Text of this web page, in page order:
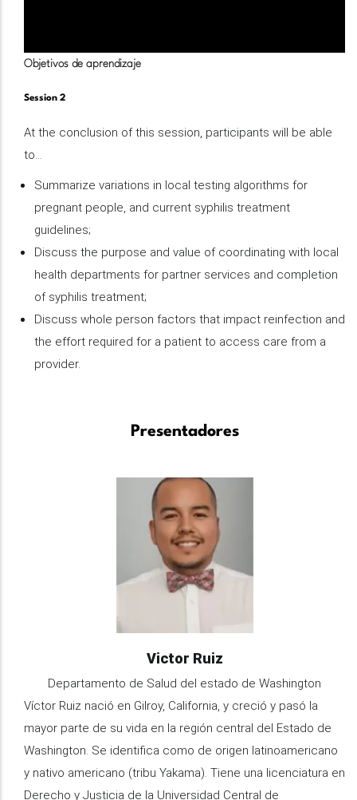
Objetivos de aprendizaje
Session 2
At the conclusion of this session, participants will be able
to…
Summarize variations in local testing algorithms for
pregnant people, and current syphilis treatment
guidelines;
Discuss the purpose and value of coordinating with local
health departments for partner services and completion
of syphilis treatment;
Discuss whole person factors that impact reinfection and
the effort required for a patient to access care from a
provider.
Presentadores
Name
Victor Ruiz
Organization
Departamento de Salud del estado de Washington
Information
Víctor Ruiz nació en Gilroy, California, y creció y pasó la
mayor parte de su vida en la región central del Estado de
Washington. Se identifica como de origen latinoamericano
y nativo americano (tribu Yakama). Tiene una licenciatura en
Derecho y Justicia de la Universidad Central de